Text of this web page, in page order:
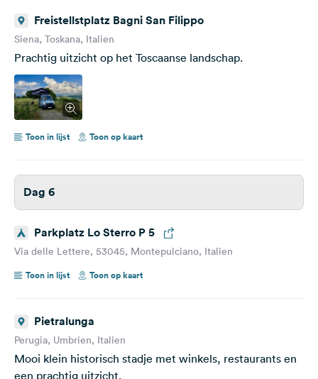
Freistellstplatz Bagni San Filippo
Siena, Toskana, Italien
Prachtig uitzicht op het Toscaanse landschap.
Toon in lijst Toon op kaart
Dag 6
Parkplatz Lo Sterro P 5
Via delle Lettere, 53045, Montepulciano, Italien
Toon in lijst
Toon op kaart
Pietralunga
Perugia, Umbrien, Italien
Mooi klein historisch stadje met winkels, restaurants en
een prachtig uitzicht.